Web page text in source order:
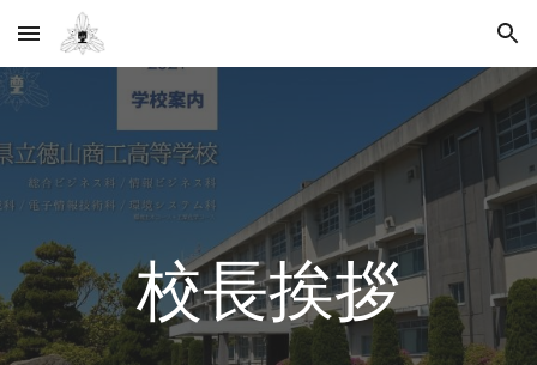
Skip to main content Skip to navigation
校長挨拶